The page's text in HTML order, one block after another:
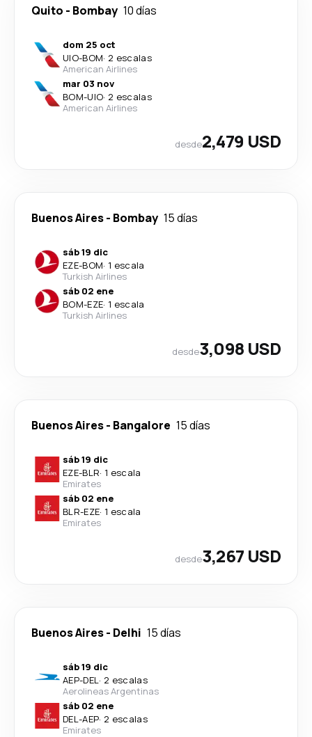
Quito - Bombay 10 días
dom 25 oct
UIO-BOM· 2 escalas
American Airlines
mar 03 nov
BOM-UIO· 2 escalas
American Airlines
desde2,479 USD
Buenos Aires- Bombay 15 días
sáb 19 dic
EZE-BOM· 1 escala
Turkish Airlines
sáb 02 ene
BOM-EZE· 1 escala
Turkish Airlines
desde3,098 USD
Buenos Aires- Bangalore 15 días
sáb 19 dic
EZE-BLR· 1 escala
Emirates
sáb 02 ene
BLR-EZE· 1 escala
Emirates
desde3,267 USD
Buenos Aires- Delhi 15 días
sáb 19 dic
AEP-DEL· 2 escalas
Aerolineas Argentinas
sáb 02 ene
DEL-AEP· 2 escalas
Emirates